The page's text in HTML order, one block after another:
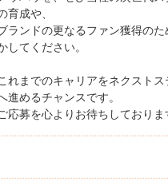
育成や、
ランドの更なるファン獲得のた
してください。
れまでのキャリアをネクストス
進めるチャンスです。
応募を心よりお待ちしておりま